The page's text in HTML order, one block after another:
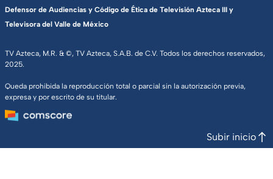
TV Azteca, M.R. & ©, TV Azteca, S.A.B. de C.V. Todos los derechos reservados,
2025.
Queda prohibida la reproducción total o parcial sin la autorización previa,
expresa y por escrito de su titular.
Defensor de Audiencias y Código de Ética de Televisión Azteca III y
Televisora del Valle de México
Subir inicio